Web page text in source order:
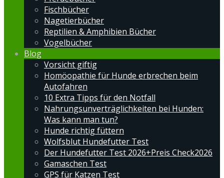
Fischbücher
Nagetierbücher
Reptilien & Amphibien Bücher
Vogelbücher
Blog
Vorsicht giftig
Homöopathie für Hunde erbrechen beim
Autofahren
10 Extra Tipps für den Notfall
Nahrungsunverträglichkeiten bei Hunden:
Was kann man tun?
Hunde richtig füttern
Wolfsblut Hundefutter Test
Der Hundefutter Test 2026+Preis Check2026
Gamaschen Test
GPS für Katzen Test